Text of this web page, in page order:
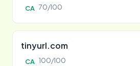
CA 70/100
tinyurl.com
CA 100/100